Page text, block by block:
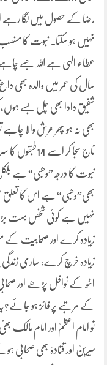
رضا کے حصول میں لگا رہے
نہیں ہو سکتا۔ نبوت کا
عطاء الہی ہے اللہ جسے
سال کی عمر میں والدہ بھی
شفیق دادا بھی چل بسے ہوں،
بھی نہ ہو پھر عرش والا
تاج سجا کر
نبوت کا درجہ”وھبی“ ہے
بھی”وھبی“ ہے اس کا
نہیں ہے کوئی شخص بہت بڑا
زیادہ کرے اور صحابیت کے
زیادہ خرچ کرے، ساری
اٹھ کے نوافل پڑھے اور
کے مرتبے پر فائز ہو جائے؟یہ
تو امام اعظمؒ اور امام مالک
سیرینؒ اور قتادہؒ بھی صحابی